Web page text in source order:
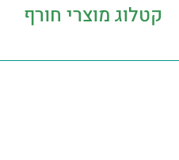
קטלוג מוצרי חורף